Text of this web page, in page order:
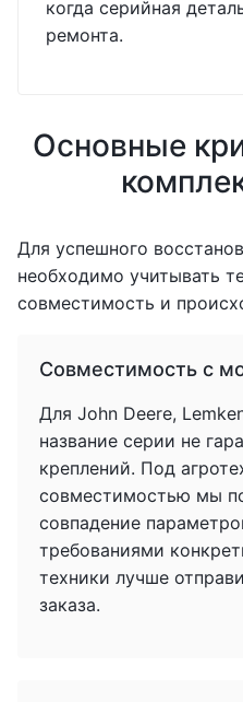
когда серийная
ремонта.
Основные
Для успешного
необходимо учитывать
совместимость и
Совместимость с
Для John Deere,
название серии не
креплений. Под
совместимостью мы
совпадение
требованиями
техники лучше
заказа.